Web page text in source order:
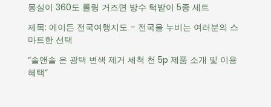
몽실이 360도 롤링 거즈면 방수 턱받이 5종 세트
제목: 에이든 전국여행지도 – 전국을 누비는 여러분의 스
마트한 선택
“솔앤솔 은 광택 변색 제거 세척 천 5p 제품 소개 및 이용
혜택”